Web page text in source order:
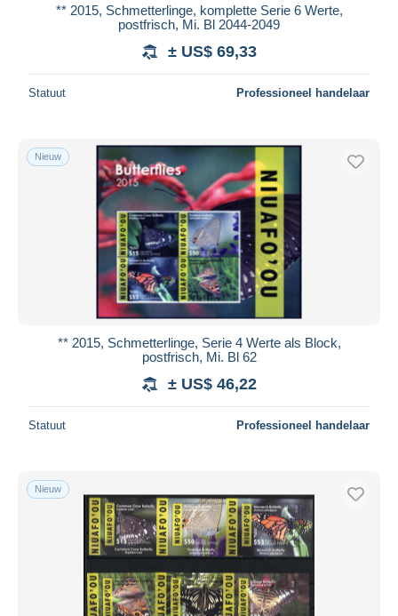
** 2015, Schmetterlinge, komplette Serie 6 Werte,
postfrisch, Mi. Bl 2044-2049
± US$ 69,33
Statuut Professioneel handelaar
Nieuw
** 2015, Schmetterlinge, Serie 4 Werte als Block,
postfrisch, Mi. Bl 62
± US$ 46,22
Statuut Professioneel handelaar
Nieuw